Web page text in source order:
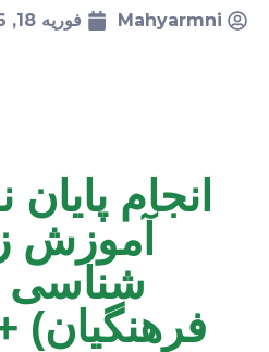
Mahyarmni فوریه 18, 2026
انجام
آموزش
شناسی
فرهنگیان)